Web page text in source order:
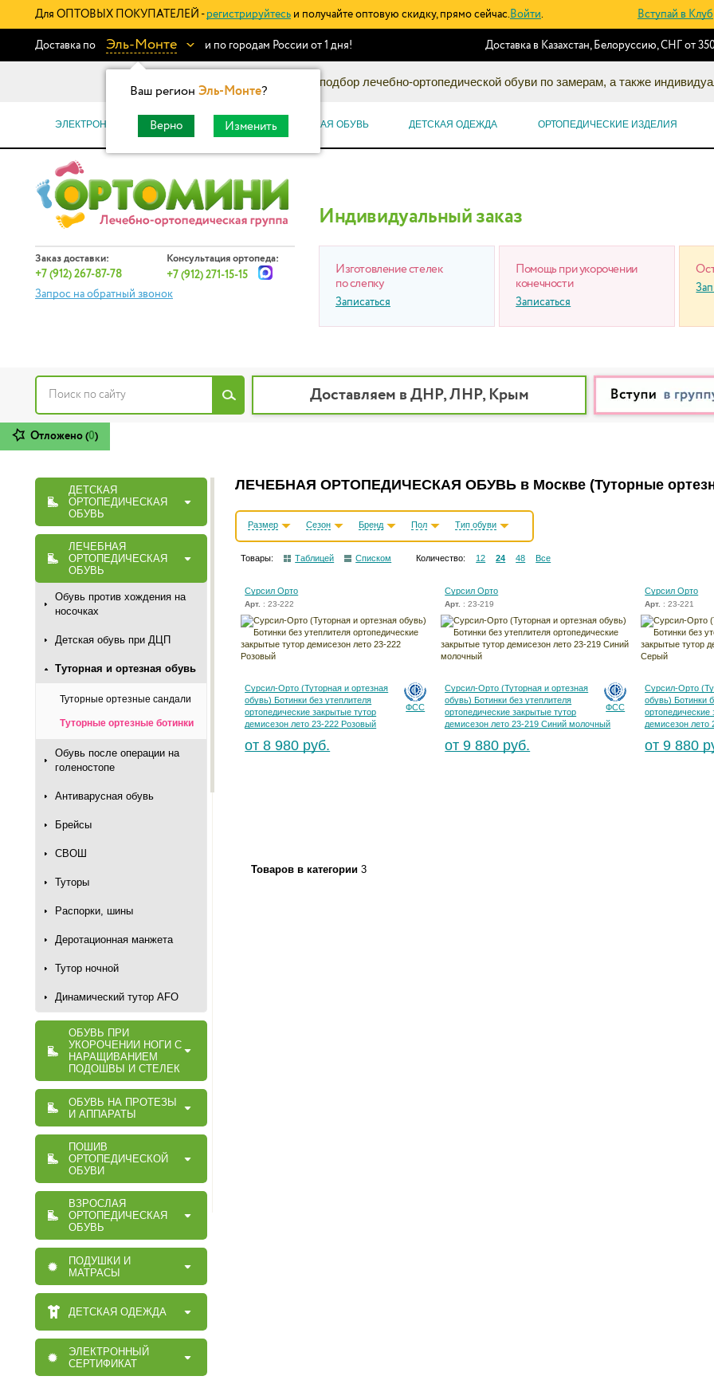
Для ОПТОВЫХ ПОКУПАТЕЛЕЙ - регистрируйтесь и получайте оптовую скидку, прямо сейчас.Войти. Вступай в Клуб
Доставка по Эль-Монте
Ваш регион Эль-Монте?
Верно Изменить
и по городам России от 1 дня! Доставка в Казахстан, Белоруссию, СНГ от
Информационный каталог: подбор лечебно-ортопедической обуви по замерам, а также
ЭЛЕКТРОННЫЕ СЕРТИФИКАТЫ ОРТОПЕДИЧЕСКАЯ ОБУВЬ ДЕТСКАЯ ОДЕЖДА ОРТОПЕДИЧЕСКИЕ ИЗДЕЛИЯ
Заказ доставки:
+7 (912) 267-87-78
Консультация ортопеда:
+7 (912) 271-15-15
Запрос на обратный звонок
Индивидуальный заказ
Изготовление стелек
по слепку
Записаться
Помощь при укорочении
конечности
Записаться
Доставляем в ДНР, ЛНР, Крым
Отложено (0)
ДЕТСКАЯ
ОРТОПЕДИЧЕСКАЯ
ОБУВЬ
ЛЕЧЕБНАЯ
ОРТОПЕДИЧЕСКАЯ
ОБУВЬ
Обувь против хождения на
носочках
Детская обувь при ДЦП
Туторная и ортезная обувь
Туторные ортезные сандали
Туторные ортезные ботинки
Обувь после операции на
голеностопе
Антиварусная обувь
Брейсы
СВОШ
Туторы
Распорки, шины
Деротационная манжета
Тутор ночной
Динамический тутор AFO
ОБУВЬ ПРИ
УКОРОЧЕНИИ НОГИ С
НАРАЩИВАНИЕМ
ПОДОШВЫ И СТЕЛЕК
ОБУВЬ НА ПРОТЕЗЫ
И АППАРАТЫ
ПОШИВ
ОРТОПЕДИЧЕСКОЙ
ОБУВИ
ВЗРОСЛАЯ
ОРТОПЕДИЧЕСКАЯ
ОБУВЬ
ПОДУШКИ И
МАТРАСЫ
ДЕТСКАЯ ОДЕЖДА
ЭЛЕКТРОННЫЙ
СЕРТИФИКАТ
ЛЕЧЕБНАЯ ОРТОПЕДИЧЕСКАЯ ОБУВЬ в Москве(Туторные
Размер Сезон Бренд Пол Тип обуви
Товары: Таблицей Списком Количество: 12 24 48 Все
Сурсил Орто
Арт. : 23-222
ФСС
Сурсил-Орто (Туторная и ортезная
обувь) Ботинки без утеплителя
ортопедические закрытые тутор
демисезон лето 23-222 Розовый
от 8 980 руб.
Сурсил Орто
Арт. : 23-219
ФСС
Сурсил-Орто (Туторная и ортезная
обувь) Ботинки без утеплителя
ортопедические закрытые тутор
демисезон лето 23-219 Синий молочный
от 9 880 руб.
Сурсил Орто
Арт. : 23-221
Сурсил-Орто
обувь) Ботинки
ортопедические
демисезон
от 9 880
Товаров в категории 3